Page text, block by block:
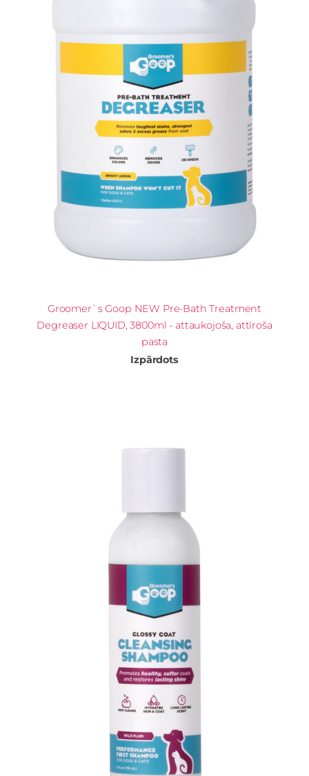
Groomer`s Goop NEW Pre-Bath Treatment
Degreaser LIQUID, 3800ml - attaukojoša, attīroša
pasta
Izpārdots